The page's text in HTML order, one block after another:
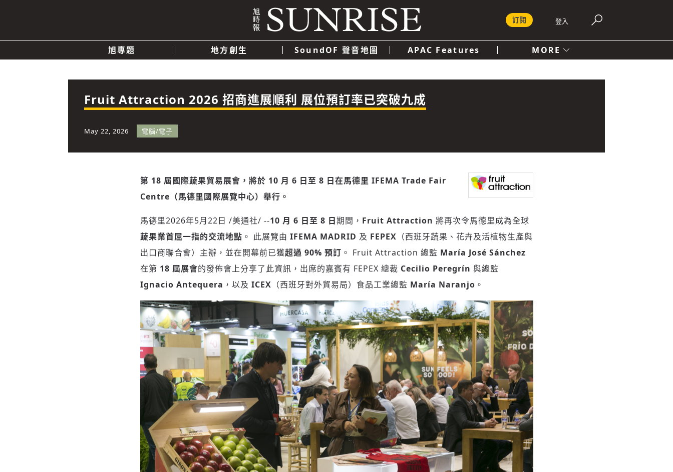
登入
訂閱
旭專題 地方創生 SoundOF 聲音地圖 APAC Features MORE
快速連結
政治 經濟 科技
Fruit Attraction 2026 招商進展順利 展位預訂率已突破九成
May 22, 2026 電腦/電子
第 18 屆國際蔬果貿易展會，將於 10 月 6 日至 8 日在馬德里 IFEMA Trade Fair
Centre（馬德里國際展覽中心）舉行。
馬德里2026年5月22日 /美通社/ --10 月 6 日至 8 日期間， Fruit Attraction 將再次令馬德里成為全球
蔬果業首屈一指的交流地點 。 此展覽由 IFEMA MADRID 及 FEPEX （西班牙蔬果、花卉及活植物生產與
出口商聯合會）主辦，並在開幕前已獲超過 90% 預訂 。 Fruit Attraction 總監 María José Sánchez
在第 18 屆展會的發佈會上分享了此資訊，出席的嘉賓有 FEPEX 總裁 Cecilio Peregrín 與總監
Ignacio Antequera ，以及 ICEX （西班牙對外貿易局）食品工業總監 María Naranjo 。